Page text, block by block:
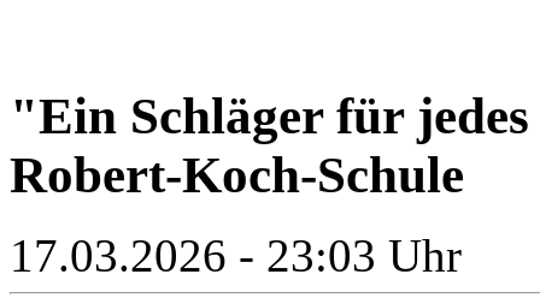
"Ein Schläger für
Robert-Koch-Schule
17.03.2026 - 23:03 Uhr